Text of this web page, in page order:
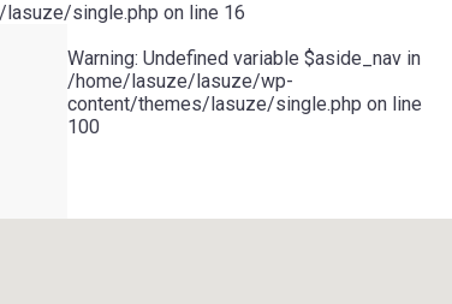
single.php on line 16
Warning: Undefined variable $aside_nav in
/home/lasuze/lasuze/wp-
content/themes/lasuze/single.php on line
100